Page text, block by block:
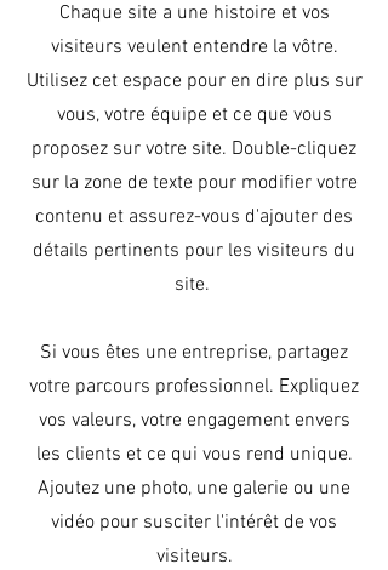
Chaque site a une histoire et vos
visiteurs veulent entendre la vôtre.
Utilisez cet espace pour en dire plus sur
vous, votre équipe et ce que vous
proposez sur votre site. Double-cliquez
sur la zone de texte pour modifier votre
contenu et assurez-vous d'ajouter des
détails pertinents pour les visiteurs du
site. ​
Si vous êtes une entreprise, partagez
votre parcours professionnel. Expliquez
vos valeurs, votre engagement envers
les clients et ce qui vous rend unique.
Ajoutez une photo, une galerie ou une
vidéo pour susciter l'intérêt de vos
visiteurs.